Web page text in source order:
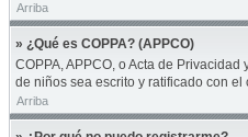
Arriba
» ¿Qué es COPPA? (APPCO)
COPPA, APPCO, o Acta de
de niños sea escrito y ratificado con
Arriba